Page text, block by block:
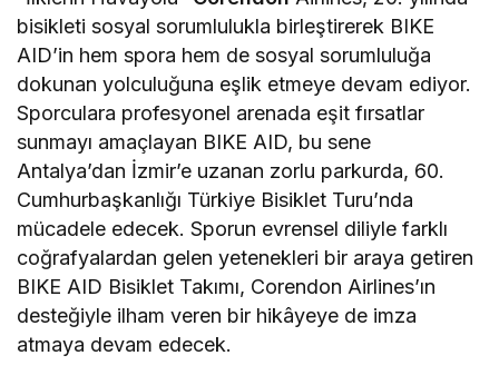
bisikleti sosyal sorumlulukla birleştirerek BIKE
AID’in hem spora hem de sosyal sorumluluğa
dokunan yolculuğuna eşlik etmeye devam ediyor.
Sporculara profesyonel arenada eşit fırsatlar
sunmayı amaçlayan BIKE AID, bu sene
Antalya’dan İzmir’e uzanan zorlu parkurda, 60.
Cumhurbaşkanlığı Türkiye Bisiklet Turu’nda
mücadele edecek. Sporun evrensel diliyle farklı
coğrafyalardan gelen yetenekleri bir araya getiren
BIKE AID Bisiklet Takımı, Corendon Airlines’ın
desteğiyle ilham veren bir hikâyeye de imza
atmaya devam edecek.